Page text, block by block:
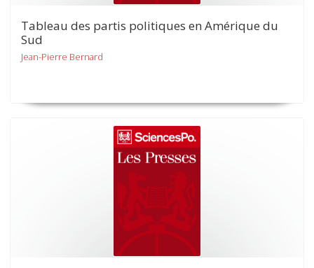
Tableau des partis politiques en Amérique du
Sud
Jean-Pierre Bernard